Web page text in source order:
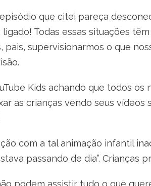
que citei pareça
Todas essas situações
pais, supervisionarmos o que
Kids achando que todos os
as crianças vendo seus vídeos
com a tal animação infantil
passando de dia”. Crianças
podem assistir tudo o que